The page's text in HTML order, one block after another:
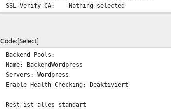
SSL Verify CA: Nothing selected
Code Select
Backend Pools:
Name: BackendWordpress
Servers: Wordpress
Enable Health Checking: Deaktiviert
Rest ist alles standart